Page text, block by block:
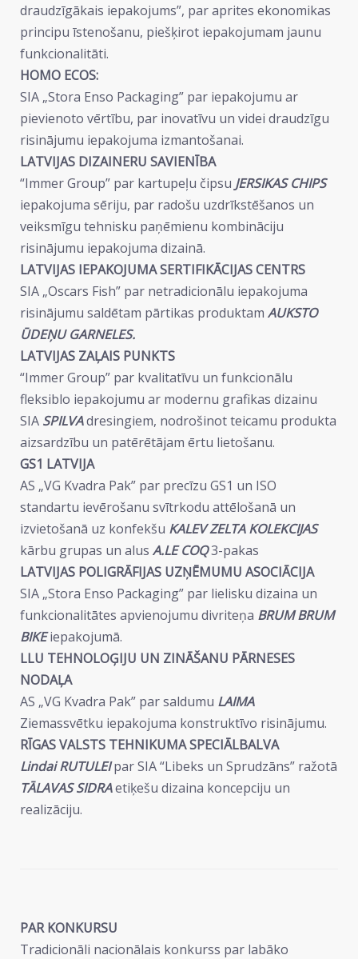
draudzīgākais iepakojums”, par aprites ekonomikas
principu īstenošanu, piešķirot iepakojumam jaunu
funkcionalitāti.
HOMO ECOS:
SIA „Stora Enso Packaging” par iepakojumu ar
pievienoto vērtību, par inovatīvu un videi draudzīgu
risinājumu iepakojuma izmantošanai.
LATVIJAS DIZAINERU SAVIENĪBA
“Immer Group” par kartupeļu čipsu JERSIKAS CHIPS
iepakojuma sēriju, par radošu uzdrīkstēšanos un
veiksmīgu tehnisku paņēmienu kombināciju
risinājumu iepakojuma dizainā.
LATVIJAS IEPAKOJUMA SERTIFIKĀCIJAS CENTRS
SIA „Oscars Fish” par netradicionālu iepakojuma
risinājumu saldētam pārtikas produktam AUKSTO
ŪDEŅU GARNELES.
LATVIJAS ZAĻAIS PUNKTS
“Immer Group” par kvalitatīvu un funkcionālu
fleksiblo iepakojumu ar modernu grafikas dizainu
SIA SPILVAdresingiem, nodrošinot teicamu produkta
aizsardzību un patērētājam ērtu lietošanu.
GS1 LATVIJA
AS „VG Kvadra Pak” par precīzu GS1 un ISO
standartu ievērošanu svītrkodu attēlošanā un
izvietošanā uz konfekšu KALEV ZELTA KOLEKCIJAS
kārbu grupas un alus A.LE COQ3-pakas
LATVIJAS POLIGRĀFIJAS UZŅĒMUMU ASOCIĀCIJA
SIA „Stora Enso Packaging” par lielisku dizaina un
funkcionalitātes apvienojumu divriteņa BRUM BRUM
BIKEiepakojumā.
LLU TEHNOLOĢIJU UN ZINĀŠANU PĀRNESES
NODAĻA
AS „VG Kvadra Pak” par saldumu LAIMA
Ziemassvētku iepakojuma konstruktīvo risinājumu.
RĪGAS VALSTS TEHNIKUMA SPECIĀLBALVA
Lindai RUTULEIpar SIA “Libeks un Sprudzāns” ražotā
TĀLAVAS SIDRAetiķešu dizaina koncepciju un
realizāciju.
PAR KONKURSU
Tradicionāli nacionālais konkurss par labāko